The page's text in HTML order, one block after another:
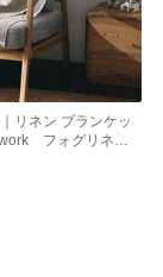
リネン ブランケッ
フォグリネン